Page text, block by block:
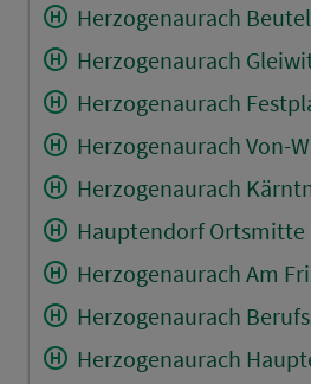
Herzogenaurach
Herzogenaurach
Herzogenaurach
Herzogenaurach Von-
Herzogenaurach
Hauptendorf Ortsmitte
Herzogenaurach Am
Herzogenaurach
Herzogenaurach